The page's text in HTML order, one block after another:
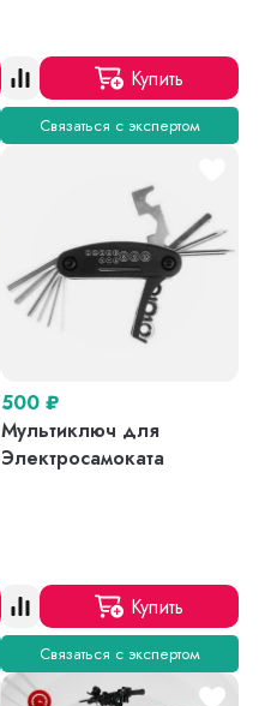
Купить
Связаться с экспертом
500 ₽
Мультиключ для
Электросамоката
Купить
Связаться с экспертом